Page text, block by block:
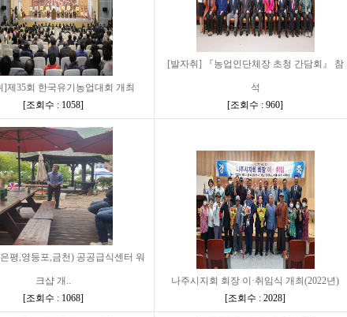
]제35회 한국유기농업대회 개최
[조회수 : 1058]
[발자취] 『농업인단체장 초청 간담회』 참
석
[조회수 : 960]
평,영등포,금천) 공공급식센터 워
크샵 개..
[조회수 : 1068]
나주시지회 회장 이·취임식 개최(2022년)
[조회수 : 2028]